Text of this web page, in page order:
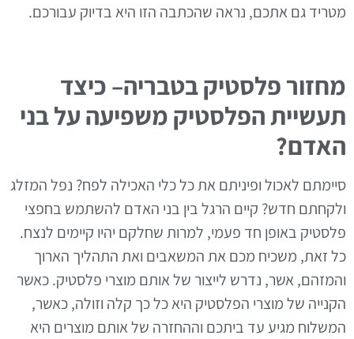
מטריד גם אתכם, נראה שהכתבה הזו היא בדיוק עבורכם.
מחזור פלסטיק בטבריה– כיצד
תעשיית הפלסטיק משפיעה על בני
האדם?
סיימתם לאכול ופיניתם את כל כלי האכילה לפח? נפל המזלג
ולקחתם חדש? קיים הרגל בין בני האדם להשתמש בחפצי
פלסטיק באופן חד פעמי, למרות שחלקם יהיו קיימים לנצח.
כל זאת, משכיח מכם את המשאבים ואת התהליך הארוך
והמזהם, אשר, נדרש לייצור של אותם מוצרי פלסטיק. כאשר
הקנייה של מוצרי הפלסטיק היא כל כך קלה וזולה, כאשר,
המשלוח מגיע עד ביתכם וההחזרה של אותם מוצרים היא